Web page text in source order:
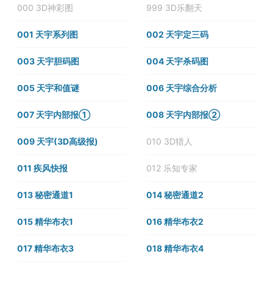
000 3D神彩图 999 3D乐翻天
001 天宇系列图 002 天宇定三码
003 天宇胆码图 004 天宇杀码图
005 天宇和值谜 006 天宇综合分析
007 天宇内部报① 008 天宇内部报②
009 天宇(3D高级报) 010 3D猎人
011 疾风快报 012 乐知专家
013 秘密通道1 014 秘密通道2
015 精华布衣1 016 精华布衣2
017 精华布衣3 018 精华布衣4